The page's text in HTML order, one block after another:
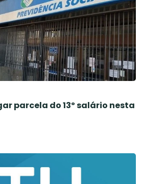
parcela do 13º salário nesta